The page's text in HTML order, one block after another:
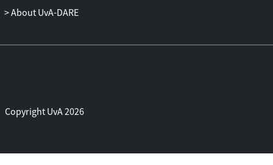
About UvA-DARE
Copyright UvA 2026